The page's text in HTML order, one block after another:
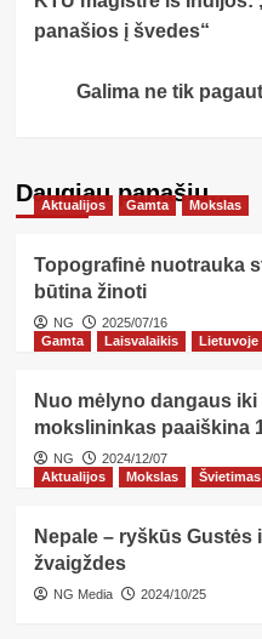
Navigation
panašios į švedes“
Galima ne tik
Daugiau panašių…
Aktualijos Gamta Mokslas
Topografinė nuotrauka
būtina žinoti
NG
2025/07/16
Gamta
Laisvalaikis Lietuvoje
Nuo mėlyno dangaus
mokslininkas paaiškina
NG
2024/12/07
Aktualijos
Mokslas Švietimas
Nepale – ryškūs Gustės
žvaigždes
NG Media 2024/10/25